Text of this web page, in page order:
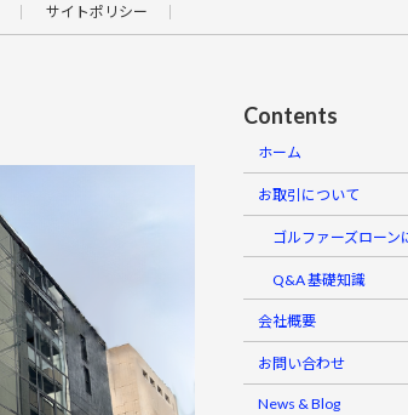
サイトポリシー
Contents
ホーム
お取引について
ゴルファーズローン
Q&A 基礎知識
会社概要
お問い合わせ
News & Blog